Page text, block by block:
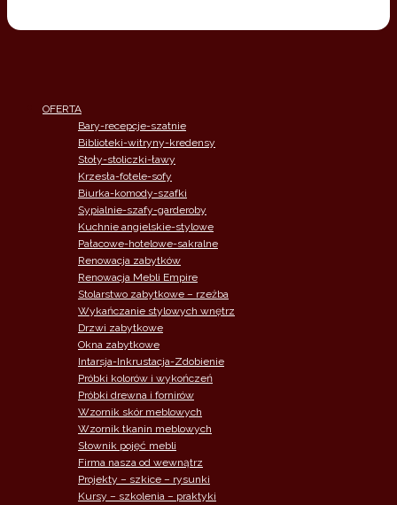
OFERTA
Bary-recepcje-szatnie
Biblioteki-witryny-kredensy
Stoły-stoliczki-ławy
Krzesła-fotele-sofy
Biurka-komody-szafki
Sypialnie-szafy-garderoby
Kuchnie angielskie-stylowe
Pałacowe-hotelowe-sakralne
Renowacja zabytków
Renowacja Mebli Empire
Stolarstwo zabytkowe – rzeżba
Wykańczanie stylowych wnętrz
Drzwi zabytkowe
Okna zabytkowe
Intarsja-Inkrustacja-Zdobienie
Próbki kolorów i wykończeń
Próbki drewna i fornirów
Wzornik skór meblowych
Wzornik tkanin meblowych
Słownik pojęć mebli
Firma nasza od wewnątrz
Projekty – szkice – rysunki
Kursy – szkolenia – praktyki